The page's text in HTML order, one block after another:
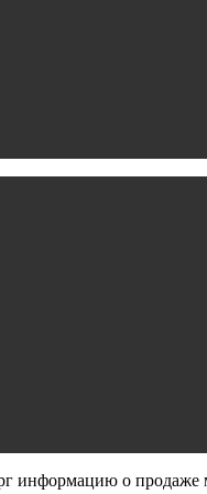
информацию о продаже